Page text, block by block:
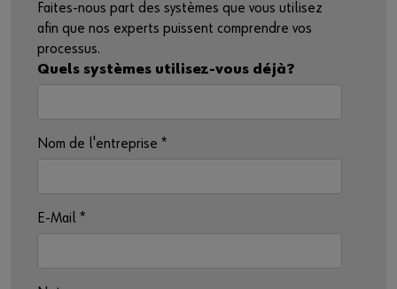
Faites-nous part des systèmes que vous utilisez
afin que nos experts puissent comprendre vos
processus.
Quels systèmes utilisez-vous déjà?
Nom de l'entreprise *
E-Mail *